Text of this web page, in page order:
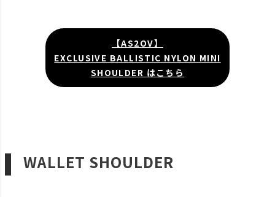
【AS2OV】
EXCLUSIVE BALLISTIC NYLON MINI
SHOULDER はこちら
WALLET SHOULDER